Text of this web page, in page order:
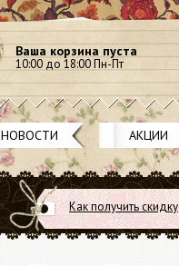
Ваша корзина пуста
10:00 до 18:00 Пн-Пт
НОВОСТИ АКЦИИ
Как получить скидку